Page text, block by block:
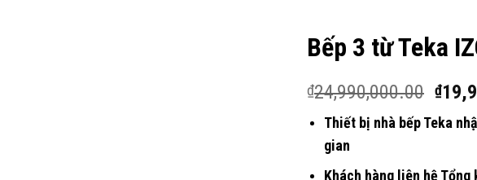
Bếp 3 từ Teka
₫24,990,000.00 ₫
Thiết bị nhà bếp Teka
gian
Khách hàng liên hệ